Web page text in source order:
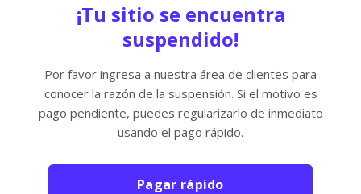
¡Tu sitio se encuentra
suspendido!
Por favor ingresa a nuestra área de clientes para
conocer la razón de la suspensión. Si el motivo es
pago pendiente, puedes regularizarlo de inmediato
usando el pago rápido.
Pagar rápido